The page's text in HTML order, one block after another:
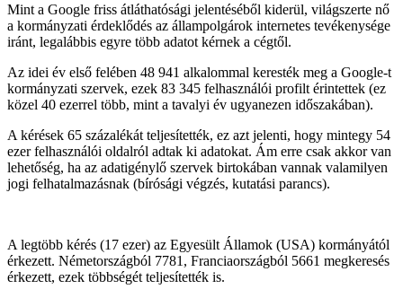
Mint a Google friss átláthatósági jelentéséből kiderül, világszerte nő
a kormányzati érdeklődés az állampolgárok internetes tevékenysége
iránt, legalábbis egyre több adatot kérnek a cégtől.
Az idei év első felében 48 941 alkalommal keresték meg a Google-t
kormányzati szervek, ezek 83 345 felhasználói profilt érintettek (ez
közel 40 ezerrel több, mint a tavalyi év ugyanezen időszakában).
A kérések 65 százalékát teljesítették, ez azt jelenti, hogy mintegy 54
ezer felhasználói oldalról adtak ki adatokat. Ám erre csak akkor van
lehetőség, ha az adatigénylő szervek birtokában vannak valamilyen
jogi felhatalmazásnak (bírósági végzés, kutatási parancs).
A legtöbb kérés (17 ezer) az Egyesült Államok (USA) kormányától
érkezett. Németországból 7781, Franciaországból 5661 megkeresés
érkezett, ezek többségét teljesítették is.